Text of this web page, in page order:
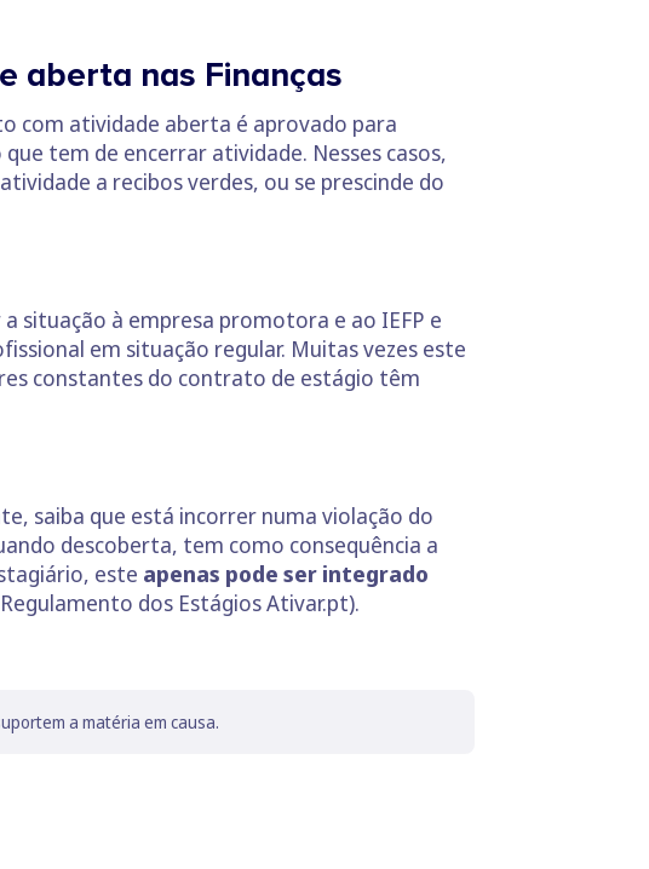
aberta nas Finanças
com atividade aberta é aprovado para
tem de encerrar atividade. Nesses casos,
a recibos verdes, ou se prescinde do
situação à empresa promotora e ao IEFP e
em situação regular. Muitas vezes este
constantes do contrato de estágio têm
saiba que está incorrer numa violação do
descoberta, tem como consequência a
este apenas pode ser integrado
dos Estágios Ativar.pt).
a matéria em causa.